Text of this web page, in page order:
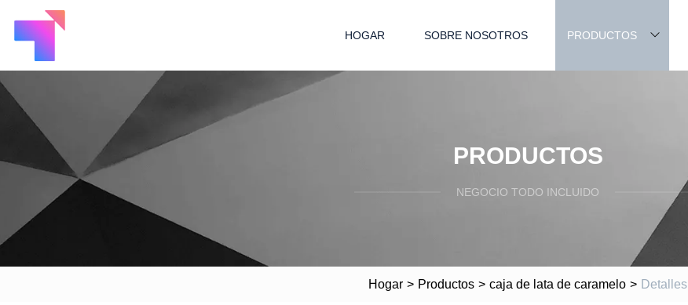
HOGAR SOBRE NOSOTROS PRODUCTOS
PRODUCTOS
NEGOCIO TODO INCLUIDO
Hogar > Productos > caja de lata de caramelo > Detalles